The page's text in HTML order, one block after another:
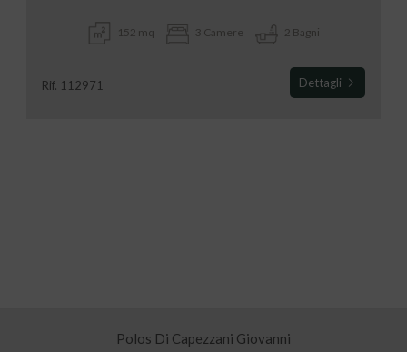
152 mq 3 Camere 2 Bagni
Rif. 112971 Dettagli
Polos Di Capezzani Giovanni